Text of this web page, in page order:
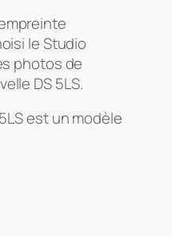
le Studio
photos de
DS 5LS.
est un modèle